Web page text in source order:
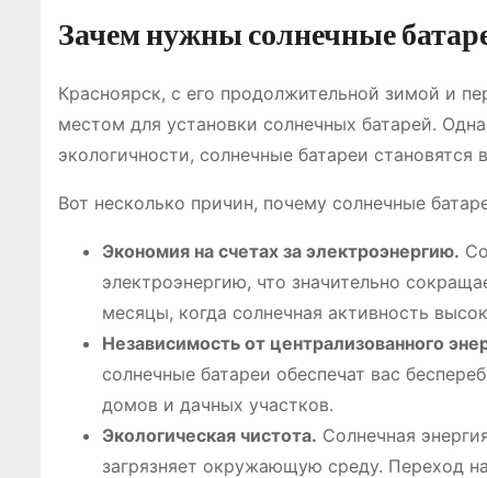
Зачем нужны солнечные
Красноярск, с его продолжительной зимой и
местом для установки солнечных батарей.
экологичности, солнечные батареи
Вот несколько причин, почему солнечные
Экономия на счетах за электроэнергию.
электроэнергию, что значительно
месяцы, когда солнечная активность
Независимость от централизованного
солнечные батареи обеспечат вас
домов и дачных участков.
Экологическая чистота. Солнечная
загрязняет окружающую среду. Переход